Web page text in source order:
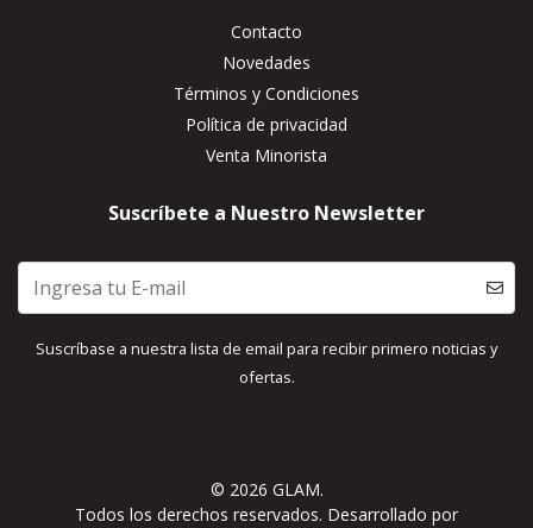
Contacto
Novedades
Términos y Condiciones
Política de privacidad
Venta Minorista
Suscríbete a Nuestro Newsletter
Suscríbase a nuestra lista de email para recibir primero noticias y
ofertas.
© 2026 GLAM.
Todos los derechos reservados. Desarrollado por